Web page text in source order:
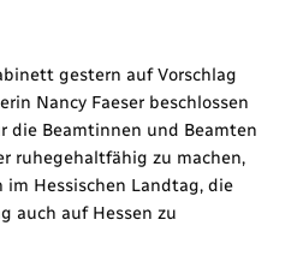
gestern auf Vorschlag
Nancy Faeser beschlossen
die Beamtinnen und Beamten
ruhegehaltfähig zu machen,
im Hessischen Landtag, die
auch auf Hessen zu